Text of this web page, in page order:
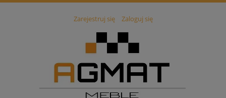
Zarejestruj się Zaloguj się